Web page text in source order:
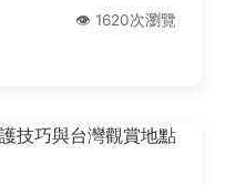
👁️ 1620次瀏覽